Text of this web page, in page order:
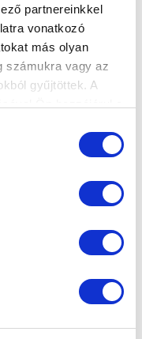
partnereinkkel
vonatkozó
más olyan
számukra vagy az
gyűjtöttek. A
tájékoztatót